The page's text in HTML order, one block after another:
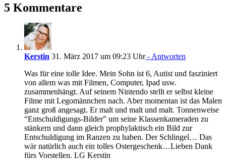
5 Kommentare
Kerstin 31. März 2017 um 09:23 Uhr- Antworten
Was für eine tolle Idee. Mein Sohn ist 6, Autist und fasziniert
von allem was mit Filmen, Computer, Ipad usw.
zusammenhängt. Auf seinem Nintendo stellt er selbst kleine
Filme mit Legomännchen nach. Aber momentan ist das Malen
ganz groß angesagt. Er malt und malt und malt. Tonnenweise
“Entschuldigungs-Bilder” um seine Klassenkameraden zu
stänkern und dann gleich prophylaktisch ein Bild zur
Entschuldigung im Ranzen zu haben. Der Schlingel… Das
wär natürlich auch ein tolles Ostergeschenk…Lieben Dank
fürs Vorstellen. LG Kerstin